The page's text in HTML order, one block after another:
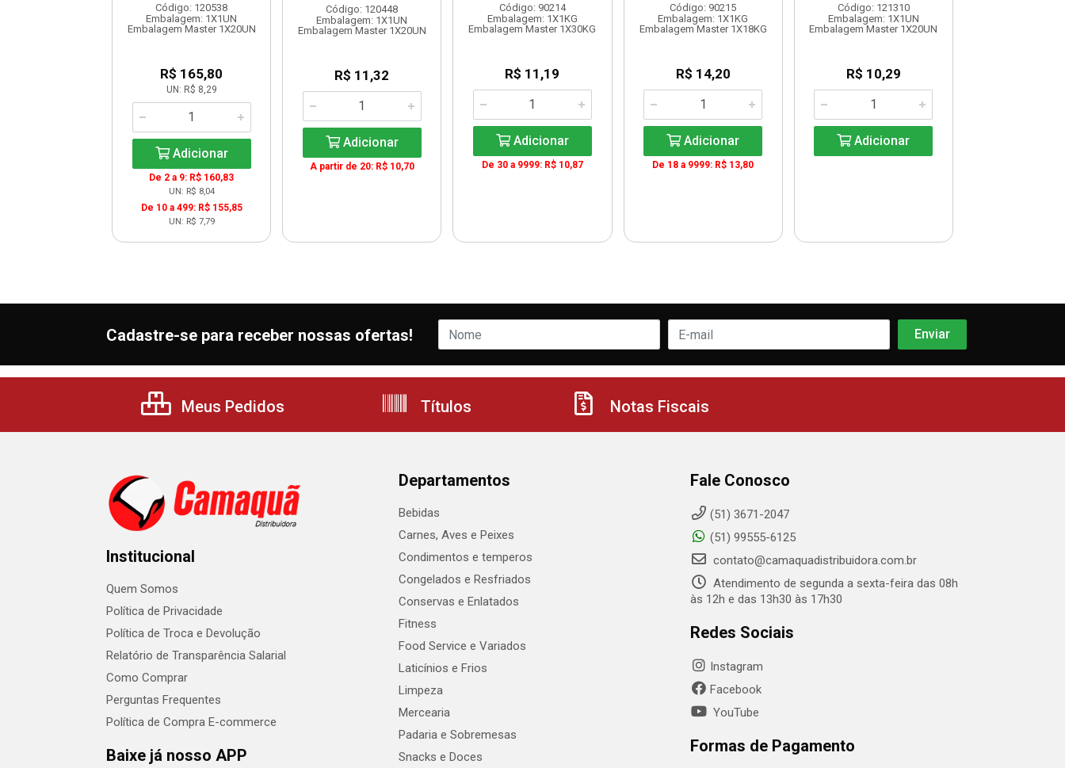
Código: 120538
Embalagem: 1X1UN
Embalagem Master 1X20UN
R$ 165,80
UN: R$ 8,29
Adicionar
De 2 a 9: R$ 160,83
UN: R$ 8,04
De 10 a 499: R$ 155,85
UN: R$ 7,79
Código: 120448
Embalagem: 1X1UN
Embalagem Master 1X20UN
R$ 11,32
Adicionar
A partir de 20: R$ 10,70
Código: 90214
Embalagem: 1X1KG
Embalagem Master 1X30KG
R$ 11,19
Adicionar
De 30 a 9999: R$ 10,87
Código: 90215
Embalagem: 1X1KG
Embalagem Master 1X18KG
R$ 14,20
Adicionar
De 18 a 9999: R$ 13,80
Código: 121310
Embalagem: 1X1UN
Embalagem Master 1X20UN
R$ 10,29
Adicionar
Cadastre-se para receber nossas ofertas!
Meus Pedidos Títulos Notas Fiscais
Institucional
Quem Somos
Política de Privacidade
Política de Troca e Devolução
Relatório de Transparência Salarial
Como Comprar
Perguntas Frequentes
Política de Compra E-commerce
Baixe já nosso APP
Departamentos
Bebidas
Carnes, Aves e Peixes
Condimentos e temperos
Congelados e Resfriados
Conservas e Enlatados
Fitness
Food Service e Variados
Laticínios e Frios
Limpeza
Mercearia
Padaria e Sobremesas
Snacks e Doces
Fale Conosco
(51) 3671-2047
(51) 99555-6125
contato@camaquadistribuidora.com.br
Atendimento de segunda a sexta-feira das 08h
às 12h e das 13h30 às 17h30
Redes Sociais
Instagram
Facebook
YouTube
Formas de Pagamento